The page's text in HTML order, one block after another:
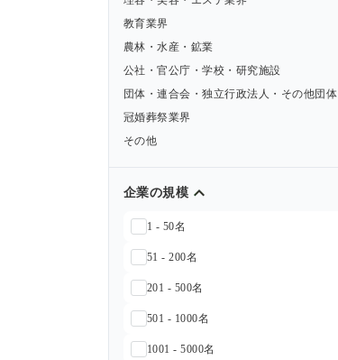
教育業界
農林・水産・鉱業
公社・官公庁・学校・研究施設
団体・連合会・独立行政法人・その他団体
冠婚葬祭業界
その他
企業の規模
1 - 50名
51 - 200名
201 - 500名
501 - 1000名
1001 - 5000名